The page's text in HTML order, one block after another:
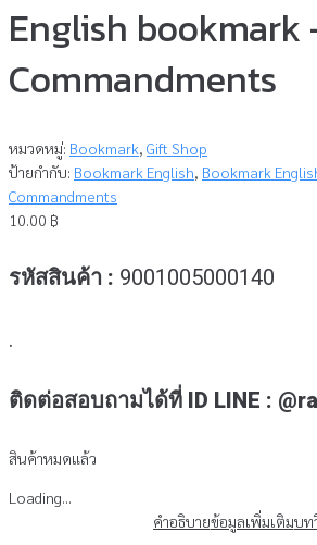
English bookmark
Commandments
หมวดหมู่: Bookmark, Gift Shop
ป้ายกำกับ: Bookmark English, Bookmark
Commandments
10.00 ฿
รหัสสินค้า : 9001005000140
.
ติดต่อสอบถามได้ที่ ID LINE :
สินค้าหมดแล้ว
Loading...
คำอธิบายข้อมูลเพิ่มเติมบท